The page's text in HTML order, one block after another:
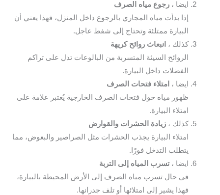
ايضا ،
رجوع مياه الصرف
إذا بدأت مياه المجاري بالرجوع داخل المنزل، فهذا يعني أن
البيارة ممتلئة وتحتاج إلى شفط عاجل.
كذلك ،انبعاث روائح كريهة
الروائح السيئة المتسربة من البالوعات تدل على تراكم
الفضلات داخل البيارة.
ايضا ،
امتلاء فتحات الصرف
ظهور مياه حول فتحات الصرف الخارجية يُعتبر علامة على
امتلاء البيارة.
كذلك ،زيادة الحشرات والقوارض
امتلاء البيارة يجذب الحشرات مثل الصراصير والبعوض، مما
يتطلب التدخل فورًا.
ايضا ،
تسرب المياه إلى التربة
في حال تسرب مياه الصرف إلى الأرض المحيطة بالبيارة،
فهذا يشير إلى امتلائها أو تلف جدرانها.